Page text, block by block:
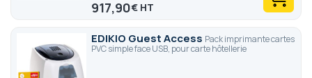
917,90€
EDIKIO Guest Access Pack imprimante cartes
PVC simple face USB, pour carte hôtellerie